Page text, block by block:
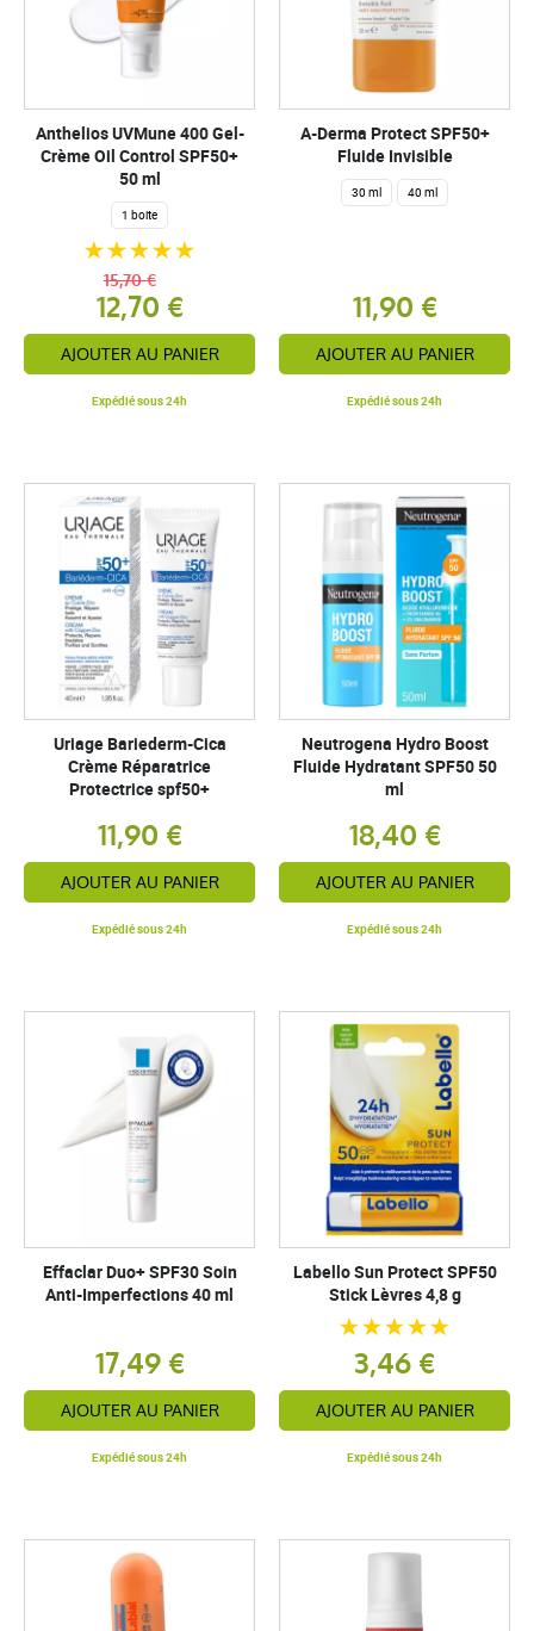
Anthelios UVMune 400 Gel-
Crème Oil Control SPF50+
50 ml
1 boite
12,70 €
15,70 €
AJOUTER AU PANIER
Expédié sous 24h
A-Derma Protect SPF50+
Fluide Invisible
30 ml 40 ml
11,90 €
AJOUTER AU PANIER
Expédié sous 24h
Uriage Bariederm-Cica
Crème Réparatrice
Protectrice spf50+
11,90 €
AJOUTER AU PANIER
Expédié sous 24h
Neutrogena Hydro Boost
Fluide Hydratant SPF50 50
ml
18,40 €
AJOUTER AU PANIER
Expédié sous 24h
Effaclar Duo+ SPF30 Soin
Anti-Imperfections 40 ml
17,49 €
AJOUTER AU PANIER
Expédié sous 24h
Labello Sun Protect SPF50
Stick Lèvres 4,8 g
3,46 €
AJOUTER AU PANIER
Expédié sous 24h